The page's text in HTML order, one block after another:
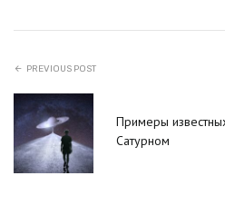
PREVIOUS POST
Примеры
Сатурном